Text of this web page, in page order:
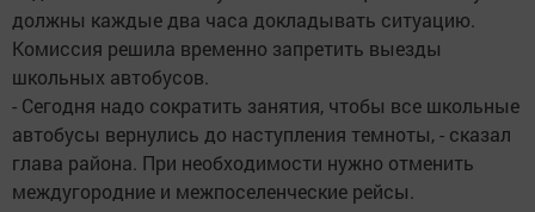
должны каждые два часа докладывать ситуацию.
Комиссия решила временно запретить выезды
школьных автобусов.
- Сегодня надо сократить занятия, чтобы все школьные
автобусы вернулись до наступления темноты, - сказал
глава района. При необходимости нужно отменить
междугородние и межпоселенческие рейсы.